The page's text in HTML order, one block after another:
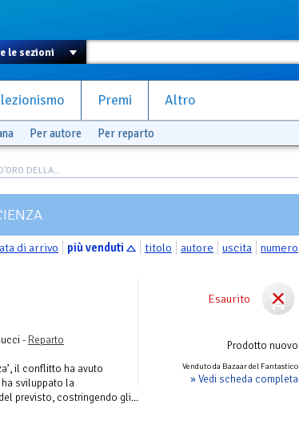
Premi Altro
Per autore Per reparto
DELLA...
di arrivo più venduti titolo autore uscita numero
Esaurito
Prodotto nuovo
Venduto da Bazaar del Fantastico
» Vedi scheda completa
- Reparto
il conflitto ha avuto
ha sviluppato la
previsto, costringendo gli...